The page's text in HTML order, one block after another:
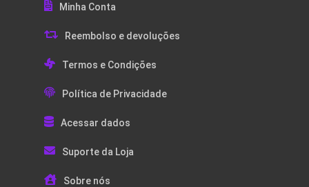
Minha Conta
Reembolso e devoluções
Termos e Condições
Política de Privacidade
Acessar dados
Suporte da Loja
Sobre nós